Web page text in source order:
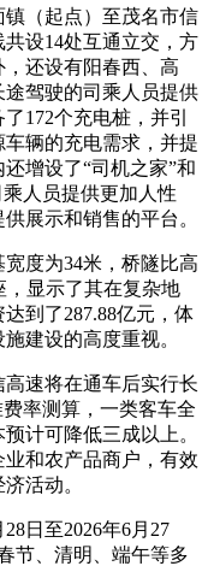
（起点）至茂名市信
设14处互通立交，方
还设有阳春西、高
驾驶的司乘人员提供
172个充电桩，并引
辆的充电需求，并提
增设了“司机之家”和
人员提供更加人性
展示和销售的平台。
度为34米，桥隧比高
，显示了其在复杂地
到了287.88亿元，体
建设的高度重视。
速将在通车后实行长
率测算，一类客车全
计可降低三成以上。
和农产品商户，有效
活动。
日至2026年6月27
节、清明、端午等多